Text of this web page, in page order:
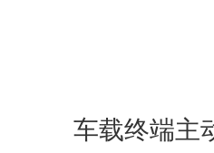
车载终端主